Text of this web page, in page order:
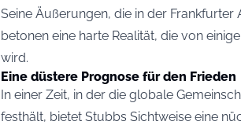
Seine Äußerungen, die in der Frankfurter
betonen eine harte Realität, die von
wird.
Eine düstere Prognose für den Frieden
In einer Zeit, in der die globale
festhält, bietet Stubbs Sichtweise eine